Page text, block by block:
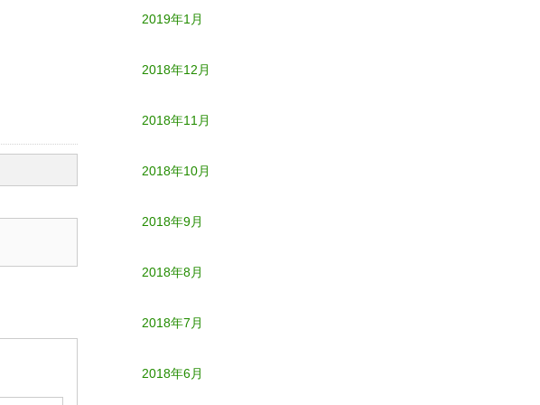
2019年1月
2018年12月
2018年11月
2018年10月
2018年9月
2018年8月
2018年7月
2018年6月